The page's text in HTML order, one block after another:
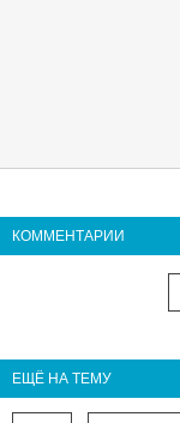
КОММЕНТАРИИ
ЕЩЁ НА ТЕМУ